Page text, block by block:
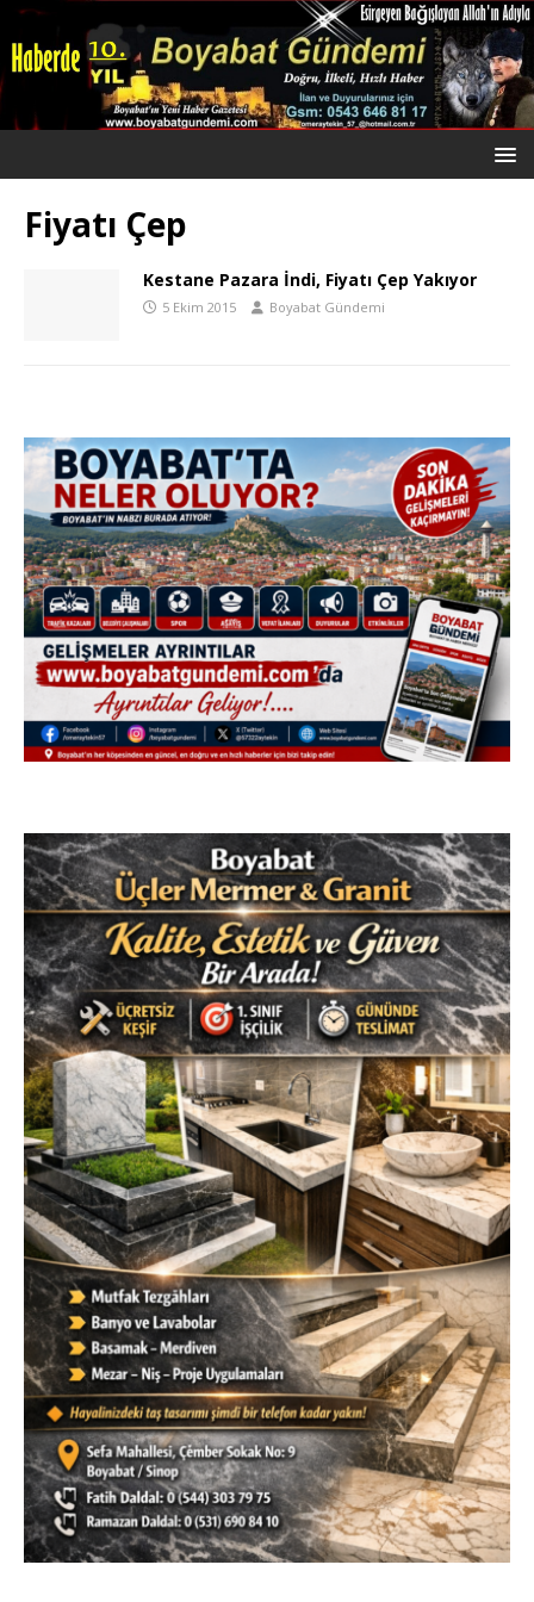
Fiyatı Çep
Kestane Pazara İndi, Fiyatı Çep Yakıyor
5 Ekim 2015 Boyabat Gündemi